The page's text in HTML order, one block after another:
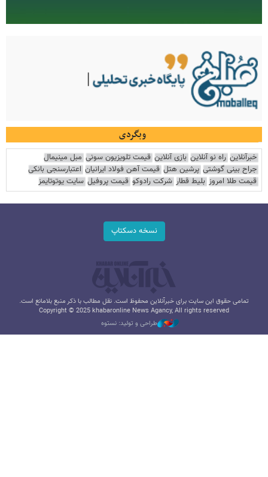
وبگردی
خبرآنلاین راه نو آنلاین بازی آنلاین قیمت تلویزیون سونی مبل مینیمال
جراح بینی گوشتی پرشین هتل قیمت آهن فولاد ایرانیان اعتبارسنجی بانکی
قیمت طلا امروز بلیط قطار شرکت رادوکو قیمت پروفیل سایت یوتوتایمز
نسخه دسکتاپ
تمامی حقوق این سایت برای خبرآنلاین محفوظ است. نقل مطالب با ذکر منبع بلامانع است.
Copyright © 2025 khabaronline News Agancy, All rights reserved
طراحی و تولید: نستوه